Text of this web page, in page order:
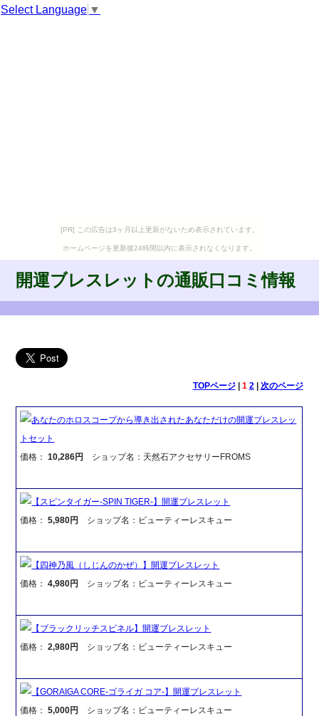
Select Language ▼
[PR] この広告は3ヶ月以上更新がないため表示されています。
ホームページを更新後24時間以内に表示されなくなります。
開運ブレスレットの通販口コミ情報
TOPページ| 1 2| 次のページ
あなたのホロスコープから導き出されたあなただけの開運ブレスレッ
トセット
価格：10,286円 ショップ名：天然石アクセサリーFROMS
【スピンタイガー-SPIN TIGER-】開運ブレスレット
価格：5,980円 ショップ名：ビューティーレスキュー
【四神乃風（しじんのかぜ）】開運ブレスレット
価格：4,980円 ショップ名：ビューティーレスキュー
【ブラックリッチスピネル】開運ブレスレット
価格：2,980円 ショップ名：ビューティーレスキュー
【GORAIGA CORE-ゴライガ コア-】開運ブレスレット
価格：5,000円 ショップ名：ビューティーレスキュー